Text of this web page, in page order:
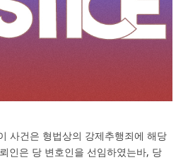
사건은 형법상의 강제추행죄에 해당
인은 당 변호인을 선임하였는바, 당